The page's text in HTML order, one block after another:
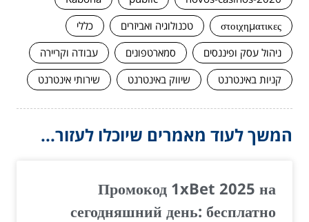
στοιχηματικες
טכנולוגיה ואביזרים
כללי
ניהול עסק ופיננסים
סמארטפונים
עבודה וקריירה
קניות באינטרנט
שיווק באינטרנט שירותי אינטרנט
המשך לעוד מאמרים שיוכלו לעזור...
Промокод 1xBet 2025 на
сегодняшний день: бесплатно